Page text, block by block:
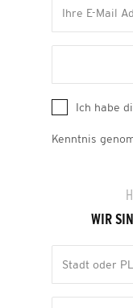
Ich habe
Kenntnis
WIR